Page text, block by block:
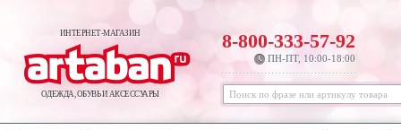
ИНТЕРНЕТ-МАГАЗИН
ОДЕЖДА, ОБУВЬ И АКСЕССУАРЫ
8-800-333-57-92
ПН-ПТ, 10:00-18:00